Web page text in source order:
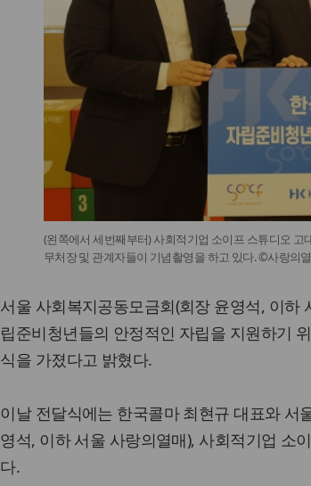
(왼쪽에서 세번째부터) 사회적기업 소이프 스튜디오
무처장 및 관계자들이 기념촬영을 하고 있다. ©사랑의
서울 사회복지공동모금회(회장 윤영석, 이하
립준비청년들의 안정적인 자립을 지원하기
식을 가졌다고 밝혔다.
이날 전달식에는 한국콜마 최현규 대표와 서
영석, 이하 서울 사랑의열매), 사회적기업 소
다.